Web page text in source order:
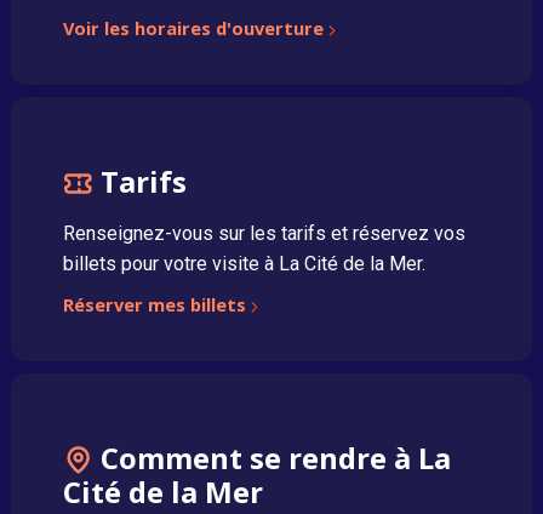
Voir les horaires d'ouverture
Tarifs
Renseignez-vous sur les tarifs et réservez vos
billets pour votre visite à La Cité de la Mer.
Réserver mes billets
Comment se rendre à La
Cité de la Mer